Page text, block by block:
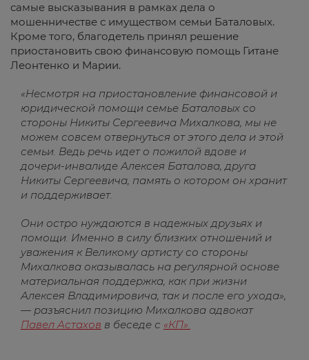
самые высказывания в рамках дела о
мошенничестве с имуществом семьи Баталовых.
Кроме того, благодетель принял решение
приостановить свою финансовую помощь Гитане
Леонтенко и Марии.
«Несмотря на приостановление финансовой и
юридической помощи семье Баталовых со
стороны Никиты Сергеевича Михалкова, мы не
можем совсем отвернуться от этого дела и этой
семьи. Ведь речь идет о пожилой вдове и
дочери-инвалиде Алексея Баталова, друга
Никиты Сергеевича, память о котором он хранит
и поддерживает.
Они остро нуждаются в надежных друзьях и
помощи. Именно в силу близких отношений и
уважения к Великому артисту со стороны
Михалкова оказывалась на регулярной основе
материальная поддержка, как при жизни
Алексея Владимировича, так и после его ухода»,
— разъяснил позицию Михалкова адвокат
Павел Астахов в беседе с «КП».